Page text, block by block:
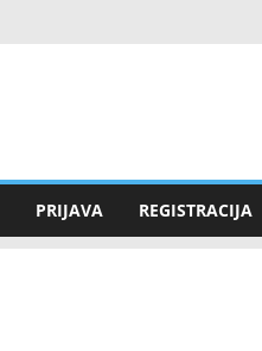
PRIJAVA REGISTRACIJA